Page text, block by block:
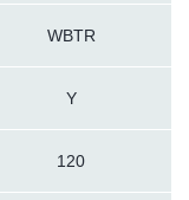
WBTR
Y
120